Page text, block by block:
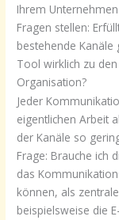
Ihrem
Fragen stellen:
bestehende Kanäle
Tool wirklich zu
Organisation?
Jeder
eigentlichen Arbeit
der Kanäle so
Frage: Brauche ich
das
können, als
beispielsweise die